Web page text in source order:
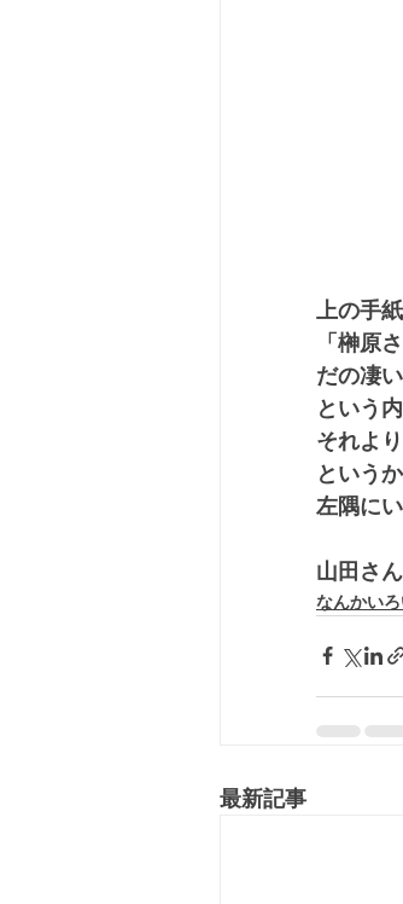
上の手
「榊原
だの凄い
という
それよ
という
左隅に
山田さ
なんかい
最新記事